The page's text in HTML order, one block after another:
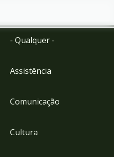
- Qualquer -
Assistência
Comunicação
Cultura